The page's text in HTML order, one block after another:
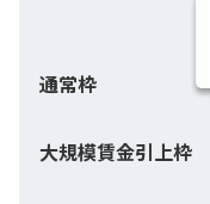
通常枠
大規模賃金引上枠